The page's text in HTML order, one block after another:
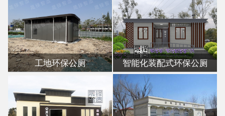
工地环保公厕 智能化装配式环保公厕